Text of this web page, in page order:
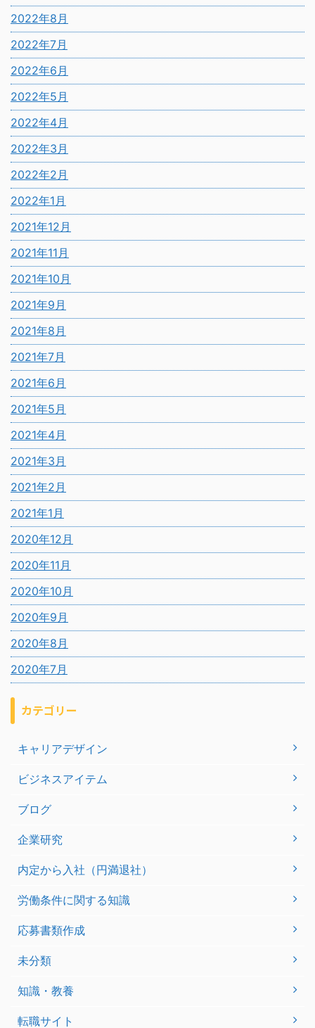
2022年8月
2022年7月
2022年6月
2022年5月
2022年4月
2022年3月
2022年2月
2022年1月
2021年12月
2021年11月
2021年10月
2021年9月
2021年8月
2021年7月
2021年6月
2021年5月
2021年4月
2021年3月
2021年2月
2021年1月
2020年12月
2020年11月
2020年10月
2020年9月
2020年8月
2020年7月
カテゴリー
キャリアデザイン
ビジネスアイテム
ブログ
企業研究
内定から入社（円満退社）
労働条件に関する知識
応募書類作成
未分類
知識・教養
転職サイト